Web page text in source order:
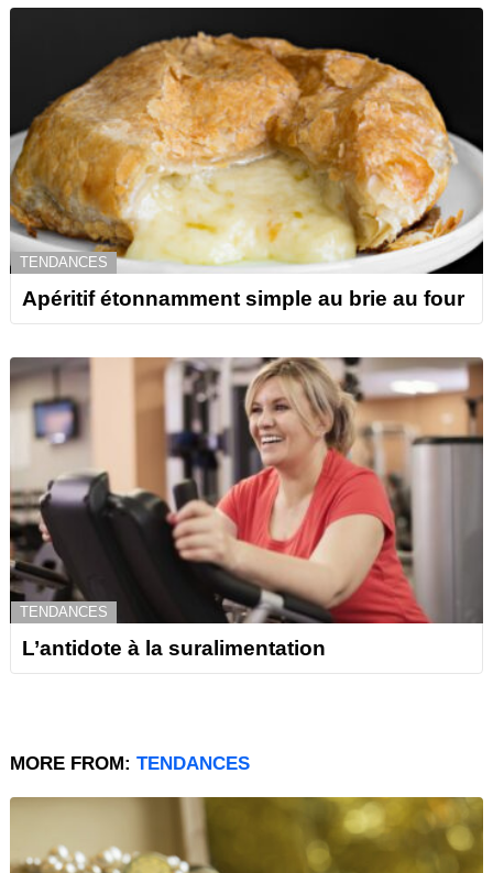
TENDANCES
Apéritif étonnamment simple au brie au four
TENDANCES
L’antidote à la suralimentation
MORE FROM: TENDANCES